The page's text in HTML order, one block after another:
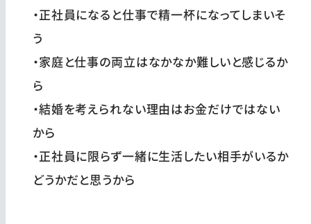
・正社員になると仕事で精一杯になってしまいそ
う
・家庭と仕事の両立はなかなか難しいと感じるか
ら
・結婚を考えられない理由はお金だけではない
から
・正社員に限らず一緒に生活したい相手がいるか
どうかだと思うから